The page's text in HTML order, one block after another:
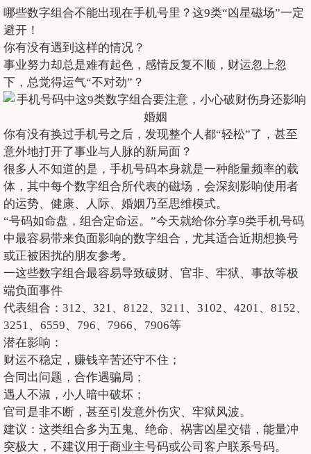
哪些数字组合不能出现在手机号里？这9类“凶星磁场”一定
避开！
你有没有遇到这样的情况？
事业努力却总是难有起色，感情反复不顺，财运忽上忽
下，总觉得运气“不对劲”？
你有没有换过手机号之后，发现整个人都“轻松”了，甚至
意外地打开了事业与人脉的新局面？
很多人不知道的是，手机号码本身就是一种能量频率的载
体，其中每个数字组合所代表的磁场，会深刻影响使用者
的运势、健康、人际、婚姻乃至思维模式。
“号码如命盘，组合定命运。”今天就给你分享9类手机号码
中最容易带来负面影响的数字组合，尤其适合近期想换号
或正被困扰的朋友参考。
一这些数字组合最容易导致破财、官非、牢狱、事故等极
端负面事件
代表组合：312、321、8122、3211、3102、4201、8152、
3251、6559、796、7966、7906等
潜在影响：
财运不稳定，赚钱辛苦还守不住；
合同出问题，合作遇骗局；
遇人不淑，小人暗中破坏；
官司是非不断，甚至引发意外伤灾、牢狱风波。
建议：这类组合多为五鬼、绝命、祸害凶星交错，能量冲
突极大，不建议用于商业主号码或公司客户联系号码。